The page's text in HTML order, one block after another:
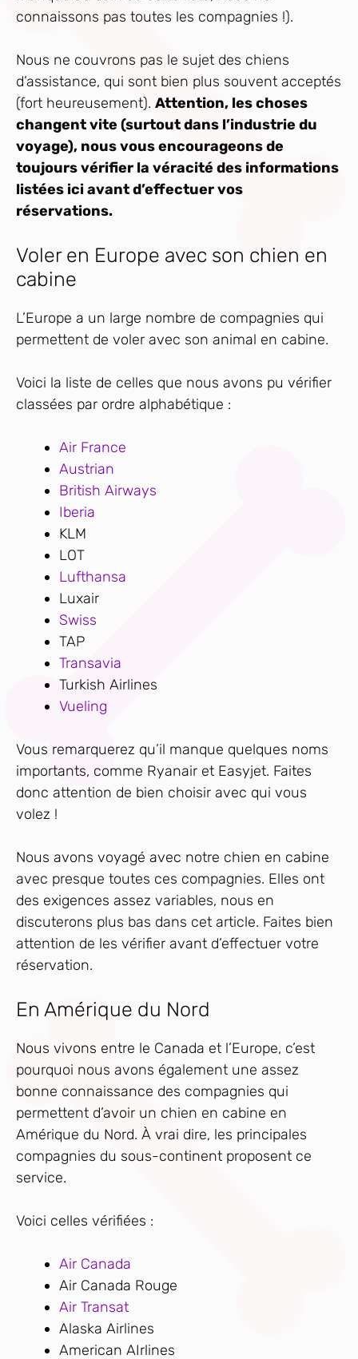
connaissons pas toutes les compagnies !).
Nous ne couvrons pas le sujet des chiens
d’assistance, qui sont bien plus souvent acceptés
(fort heureusement). Attention, les choses
changent vite (surtout dans l’industrie du
voyage), nous vous encourageons de
toujours vérifier la véracité des informations
listées ici avant d’effectuer vos
réservations.
Voler en Europe avec son chien en
cabine
L’Europe a un large nombre de compagnies qui
permettent de voler avec son animal en cabine.
Voici la liste de celles que nous avons pu vérifier
classées par ordre alphabétique :
Air France
Austrian
British Airways
Iberia
KLM
LOT
Lufthansa
Luxair
Swiss
TAP
Transavia
Turkish Airlines
Vueling
Vous remarquerez qu’il manque quelques noms
importants, comme Ryanair et Easyjet. Faites
donc attention de bien choisir avec qui vous
volez !
Nous avons voyagé avec notre chien en cabine
avec presque toutes ces compagnies. Elles ont
des exigences assez variables, nous en
discuterons plus bas dans cet article. Faites bien
attention de les vérifier avant d’effectuer votre
réservation.
En Amérique du Nord
Nous vivons entre le Canada et l’Europe, c’est
pourquoi nous avons également une assez
bonne connaissance des compagnies qui
permettent d’avoir un chien en cabine en
Amérique du Nord. À vrai dire, les principales
compagnies du sous-continent proposent ce
service.
Voici celles vérifiées :
Air Canada
Air Canada Rouge
Air Transat
Alaska Airlines
American AIrlines